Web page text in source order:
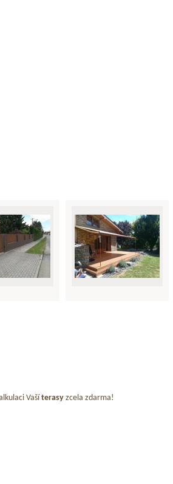
Vaší terasy zcela zdarma!